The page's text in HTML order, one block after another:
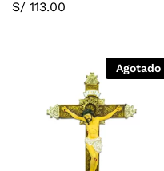
S/ 113.00
Agotado